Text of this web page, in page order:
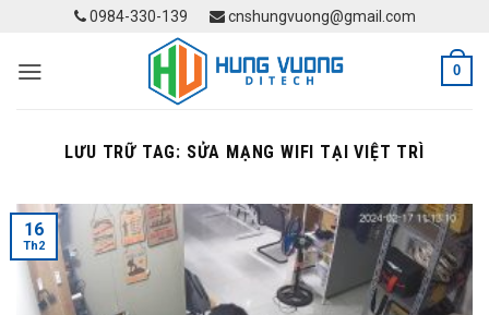
content
0984-330-139 cnshungvuong@gmail.com
0
LƯU TRỮ TAG: SỬA MẠNG WIFI TẠI VIỆT TRÌ
16
Th2